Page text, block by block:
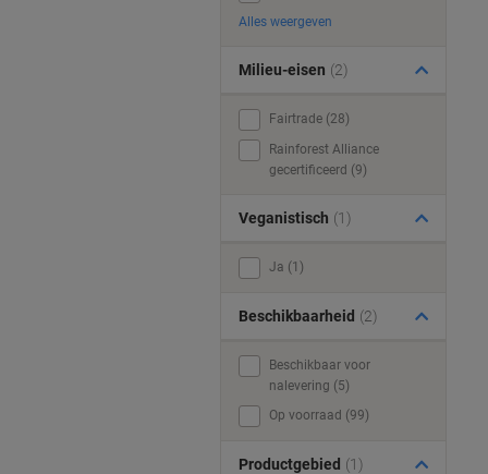
Alles weergeven
Milieu-eisen (2)
Fairtrade (28)
Rainforest Alliance
gecertificeerd (9)
Veganistisch (1)
Ja (1)
Beschikbaarheid (2)
Beschikbaar voor
nalevering (5)
Op voorraad (99)
Productgebied (1)